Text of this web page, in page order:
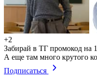
+2
Забирай в ТГ промокод на
А еще там много крутого
Подписаться